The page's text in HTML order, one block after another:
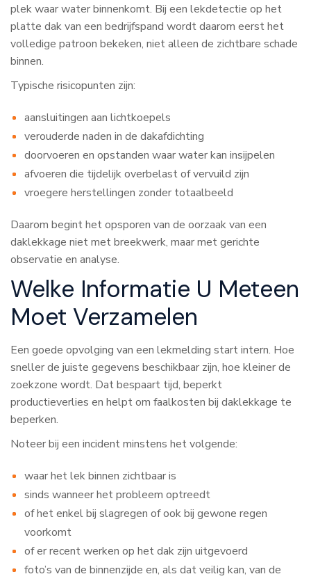
plek waar water binnenkomt. Bij een lekdetectie op het
platte dak van een bedrijfspand wordt daarom eerst het
volledige patroon bekeken, niet alleen de zichtbare schade
binnen.
Typische risicopunten zijn:
aansluitingen aan lichtkoepels
verouderde naden in de dakafdichting
doorvoeren en opstanden waar water kan insijpelen
afvoeren die tijdelijk overbelast of vervuild zijn
vroegere herstellingen zonder totaalbeeld
Daarom begint het opsporen van de oorzaak van een
daklekkage niet met breekwerk, maar met gerichte
observatie en analyse.
Welke Informatie U Meteen
Moet Verzamelen
Een goede opvolging van een lekmelding start intern. Hoe
sneller de juiste gegevens beschikbaar zijn, hoe kleiner de
zoekzone wordt. Dat bespaart tijd, beperkt
productieverlies en helpt om faalkosten bij daklekkage te
beperken.
Noteer bij een incident minstens het volgende:
waar het lek binnen zichtbaar is
sinds wanneer het probleem optreedt
of het enkel bij slagregen of ook bij gewone regen
voorkomt
of er recent werken op het dak zijn uitgevoerd
foto’s van de binnenzijde en, als dat veilig kan, van de